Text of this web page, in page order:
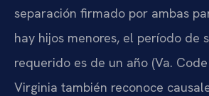
separación firmado por ambas
hay hijos menores, el período de
requerido es de un año (Va. Code
Virginia también reconoce